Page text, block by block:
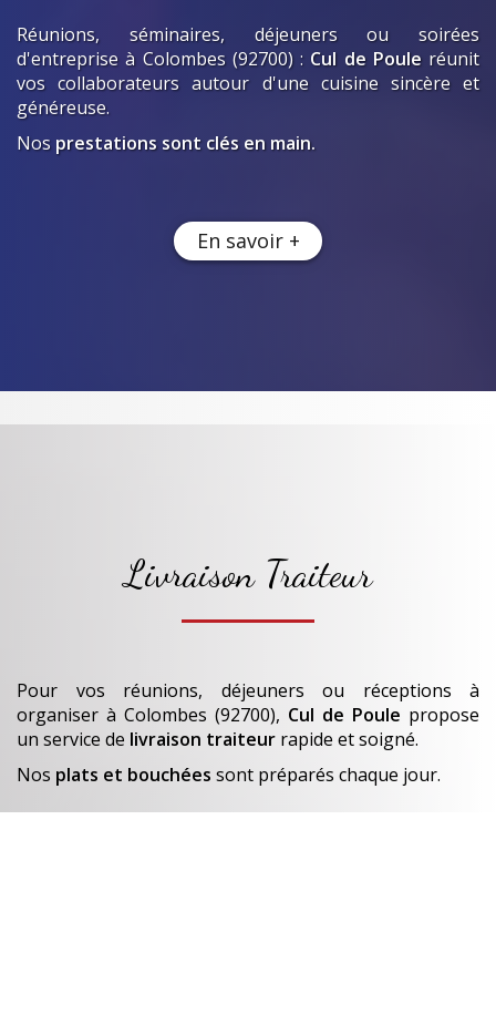
Réunions, séminaires, déjeuners ou soirées
d'entrepriseà Colombes (92700): Cul de Poule réunit
vos collaborateurs autour d'une cuisine sincère et
généreuse.
Nos prestations sont clés en main.
En savoir +
Livraison Traiteur
Pour vos réunions, déjeuners ou réceptions à
organiser à Colombes (92700), Cul de Poule propose
un service de livraison traiteur rapide et soigné.
Nos plats et bouchées sont préparés chaque jour.